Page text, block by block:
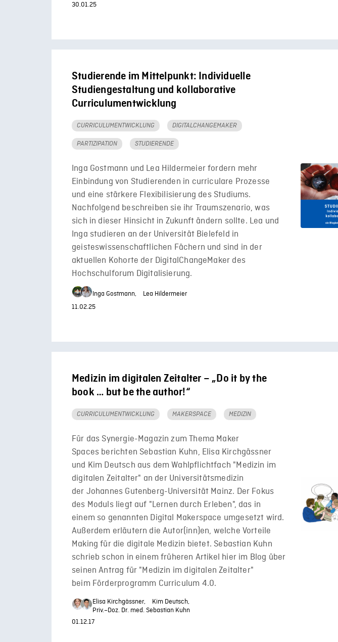
30.01.25
Studierende im Mittelpunkt: Individuelle
Studiengestaltung und kollaborative
Curriculumentwicklung
CURRICULUMENTWICKLUNG DIGITALCHANGEMAKER
PARTIZIPATION STUDIERENDE
Inga Gostmann und Lea Hildermeier fordern mehr
Einbindung von Studierenden in curriculare Prozesse
und eine stärkere Flexibilisierung des Studiums.
Nachfolgend beschreiben sie ihr Traumszenario, was
sich in dieser Hinsicht in Zukunft ändern sollte. Lea und
Inga studieren an der Universität Bielefeld in
geisteswissenschaftlichen Fächern und sind in der
aktuellen Kohorte der DigitalChangeMaker des
Hochschulforum Digitalisierung.
Inga Gostmann,
Lea Hildermeier
11.02.25
Medizin im digitalen Zeitalter – „Do it by the
book … but be the author!“
CURRICULUMENTWICKLUNG MAKERSPACE MEDIZIN
Für das Synergie-Magazin zum Thema Maker
Spaces berichten Sebastian Kuhn, Elisa Kirchgässner
und Kim Deutsch aus dem Wahlpflichtfach "Medizin im
digitalen Zeitalter" an der Universitätsmedizin
der Johannes Gutenberg-Universität Mainz. Der Fokus
des Moduls liegt auf "Lernen durch Erleben", das in
einem so genannten Digital Makerspace umgesetzt wird.
Außerdem erläutern die Autor(inn)en, welche Vorteile
Making für die digitale Medizin bietet. Sebastian Kuhn
schrieb schon in einem früheren Artikel hier im Blog über
seinen Antrag für "Medizin im digitalen Zeitalter"
beim Förderprogramm Curriculum 4.0.
Elisa Kirchgässner,
Kim Deutsch,
Priv.–Doz. Dr. med. Sebastian Kuhn
01.12.17